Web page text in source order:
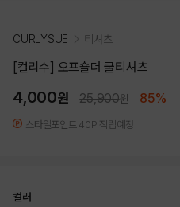
CURLYSUE 티셔츠
[컬리수] 오프숄더 쿨티셔츠
4,000원 25,900원 85%
스타일포인트 40P 적립예정
컬러